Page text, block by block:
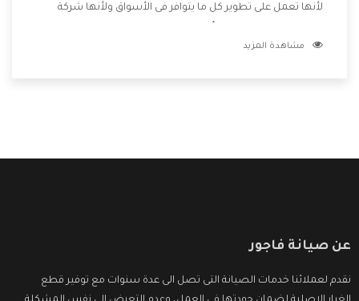
لأنها تعمل على تطوير كل ما يتوافر فى الأسواق ولأنها شركة
وتقدم للعملاء أقوى العروض والخصومات التى تسهل على
مشاهدة المزيد
عن صيانة فاجور
نقدم لعملائنا خدمات الصيانة التى تصل الى عدة سنوات مع توفير قطع